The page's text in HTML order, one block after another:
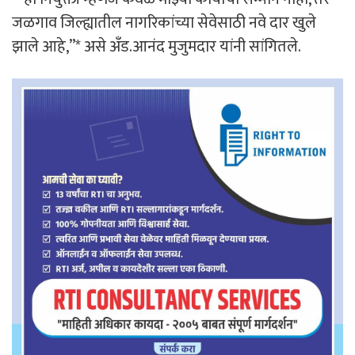
जळगाव जिल्ह्यातील नागरिकांच्या सेवेसाठी नवे दार खुले
झाले आहे,”* असे अँड.आनंद मुजुमदार यांनी सांगितले.